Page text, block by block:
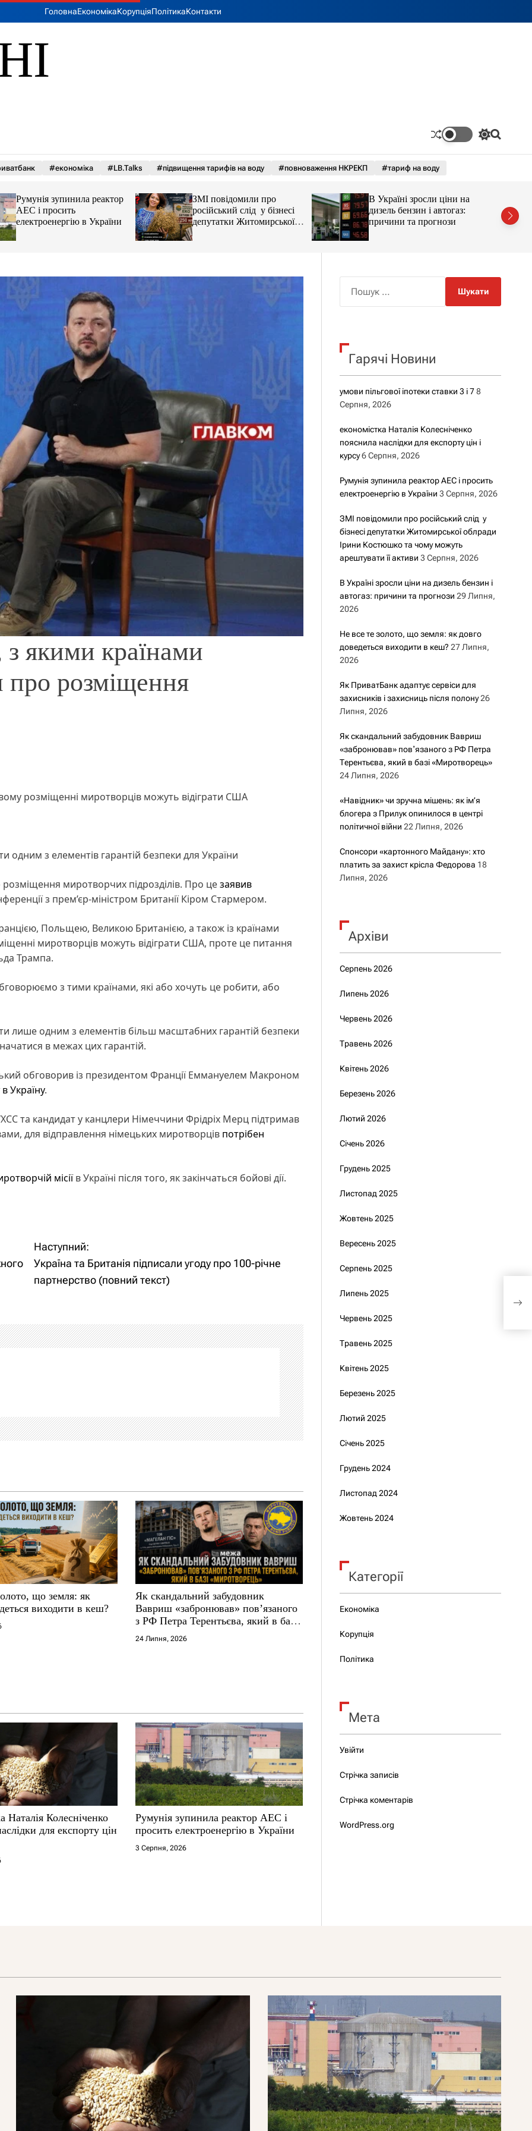
ГоловнаЕкономікаКорупціяПолітикаКонтакти
П
к
р
о
у
П
#економіка #LB.Talks #підвищення тарифів на воду #повноваження НКРЕКП #тариф на воду
Румунія зупинила реактор
АЕС і просить
електроенергію в України
ЗМІ повідомили про
російський слід у бізнесі
депутатки Житомирської
облради Ірини Костюшко
та чому можуть арештувати
В Україні зросли ціни на
дизель бензин і автогаз:
причини та прогнози
з якими країнами
про розміщення
розміщенні миротворців можуть відіграти США
одним з елементів гарантій безпеки для України
миротворчих підрозділів. Про цезаявив
з прем’єр-міністром Британії Кіром Стармером.
Польщею, Великою Британією, а також із країнами
миротворців можуть відіграти США, проте це питання
Трампа.
з тими країнами, які або хочуть це робити, або
лише одним з елементів більш масштабних гарантій безпеки
в межах цих гарантій.
обговорив із президентом Франції Еммануелем Макроном
Україну.
та кандидат у канцлери Німеччини Фрідріх Мерц підтримав
для відправлення німецьких миротворців потрібен
місіїв Україні після того, як закінчаться бойові дії.
Наступний:
Україна та Британія підписали угоду про 100-річне
партнерство (повний текст)
що земля: як
виходити в кеш?
Як скандальний забудовник
Вавриш «забронював» повʼязаного
з РФ Петра Терентьєва, який в базі
«Миротворець»
24 Липня, 2026
Наталія Колесніченко
для експорту цін
Румунія зупинила реактор АЕС і
просить електроенергію в України
3 Серпня, 2026
к
Гарячі Новини
умови пільгової іпотеки ставки 3 і 7 8
Серпня, 2026
економістка Наталія Колесніченко
пояснила наслідки для експорту цін і
курсу 6 Серпня, 2026
Румунія зупинила реактор АЕС і просить
електроенергію в України 3 Серпня, 2026
ЗМІ повідомили про російський слід у
бізнесі депутатки Житомирської облради
Ірини Костюшко та чому можуть
арештувати її активи 3 Серпня, 2026
В Україні зросли ціни на дизель бензин і
автогаз: причини та прогнози 29 Липня,
2026
Не все те золото, що земля: як довго
доведеться виходити в кеш? 27 Липня,
2026
Як ПриватБанк адаптує сервіси для
захисників і захисниць після полону 26
Липня, 2026
Як скандальний забудовник Вавриш
«забронював» повʼязаного з РФ Петра
Терентьєва, який в базі «Миротворець»
24 Липня, 2026
«Навідник» чи зручна мішень: як ім’я
блогера з Прилук опинилося в центрі
політичної війни 22 Липня, 2026
Спонсори «картонного Майдану»: хто
платить за захист крісла Федорова 18
Липня, 2026
Архіви
Серпень 2026
Липень 2026
Червень 2026
Травень 2026
Квітень 2026
Березень 2026
Лютий 2026
Січень 2026
Грудень 2025
Листопад 2025
Жовтень 2025
Вересень 2025
Серпень 2025
Липень 2025
Червень 2025
Травень 2025
Квітень 2025
Березень 2025
Лютий 2025
Січень 2025
Грудень 2024
Листопад 2024
Жовтень 2024
Категорії
Економіка
Корупція
Політика
Мета
Увійти
Стрічка записів
Стрічка коментарів
WordPress.org
про